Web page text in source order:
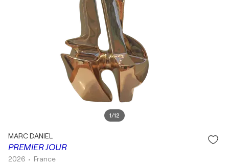
1/12
PREMIER JOUR
MARC DANIEL
2026 • France